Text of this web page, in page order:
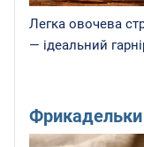
Легка овочева
— ідеальний
Фрикадельки